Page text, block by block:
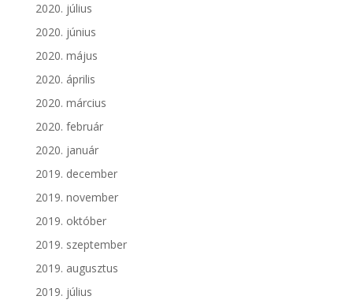
2020. július
2020. június
2020. május
2020. április
2020. március
2020. február
2020. január
2019. december
2019. november
2019. október
2019. szeptember
2019. augusztus
2019. július